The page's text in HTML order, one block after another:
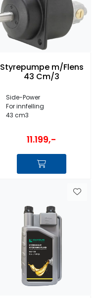
Styrepumpe m/Flens
43 Cm/3
Side-Power
For innfelling
43 cm3
11.199,-